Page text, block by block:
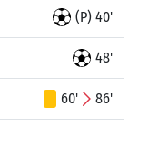
(P) 40'
48'
60' 86'